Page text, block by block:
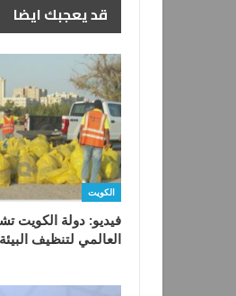
قد يعجبك ايضا
الكويت
فيديو: دولة الكويت
العالمي لتنظيف البيئة